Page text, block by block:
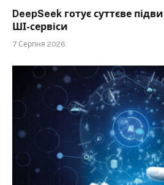
DeepSeek готує суттєве
ШІ-сервіси
7 Серпня 2026